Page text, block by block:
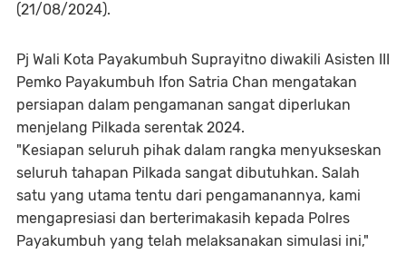
(21/08/2024).
Pj Wali Kota Payakumbuh Suprayitno diwakili Asisten III
Pemko Payakumbuh Ifon Satria Chan mengatakan
persiapan dalam pengamanan sangat diperlukan
menjelang Pilkada serentak 2024.
"Kesiapan seluruh pihak dalam rangka menyukseskan
seluruh tahapan Pilkada sangat dibutuhkan. Salah
satu yang utama tentu dari pengamanannya, kami
mengapresiasi dan berterimakasih kepada Polres
Payakumbuh yang telah melaksanakan simulasi ini,"